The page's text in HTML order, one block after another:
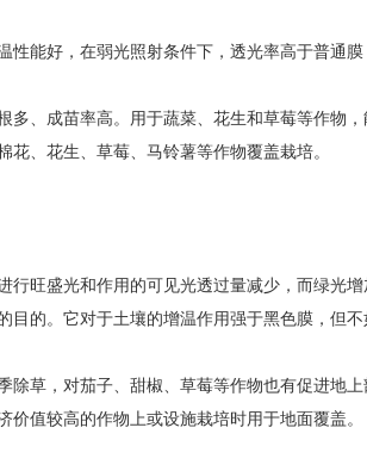
性能好，在弱光照射条件下，透光率高于普通
多、成苗率高。用于蔬菜、花生和草莓等作物
花、花生、草莓、马铃薯等作物覆盖栽培。
行旺盛光和作用的可见光透过量减少，而绿光
目的。它对于土壤的增温作用强于黑色膜，但
除草，对茄子、甜椒、草莓等作物也有促进地
价值较高的作物上或设施栽培时用于地面覆盖。